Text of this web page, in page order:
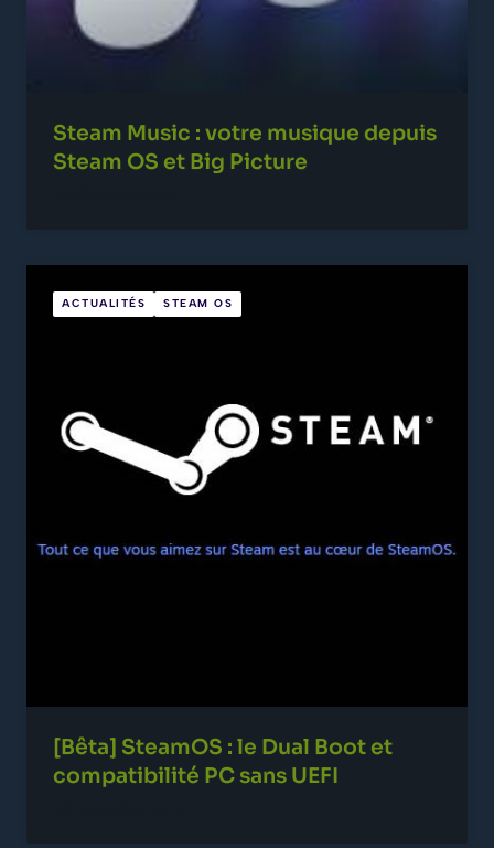
Steam Music : votre musique depuis
Steam OS et Big Picture
ACTUALITÉS STEAM OS
[Bêta] SteamOS : le Dual Boot et
compatibilité PC sans UEFI